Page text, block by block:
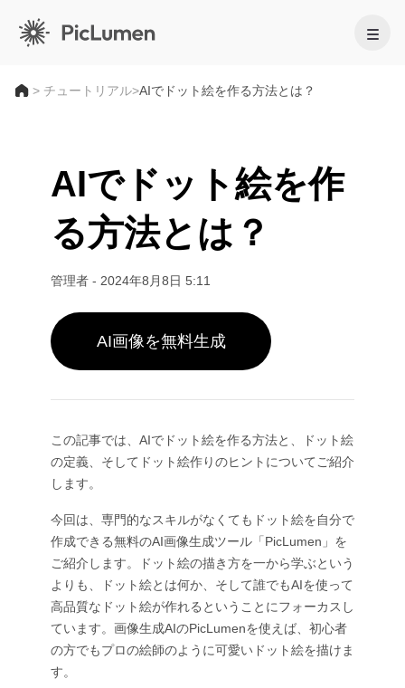
ホーム
AI動画ジェネレーター
テキストから動画へ
AI GIFジェネレーター
AI動画メーカー
トレンドのエフェクト
AIハグ動画
AIダンス動画
赤ちゃんダンス動画
動画編集
動画からオブジェクトを削除
動画からテキストを削除
動画ノイズ除去
スローモーションメーカー
動画をアニメに変換
AI画像
画像から画像生成
AI画像ジェネレーター
AIアートジェネレーター
AI画像ジェネレーター
AIガールジェネレーター
AIヒューマンジェネレーター
AIキャラクター生成ツール
AI赤ちゃんジェネレーター
スタイル別
リアル
アニメキャラクター
Funko Pop
ピクセルアート
AIモデル
Nano Banana Pro
Midjourney
Seedream 5.0 Pro
ビデオモデル
Kling 3.0 モーションコントロール
Sora AI
Seedance 2.0
Veo 3.1
Grok Imagine
すべてのモデル
編集と強化
画像アップスケーラー
AI 置き換え（インペイント）
AI画像合成ツール
画像拡張ツール
レタッチ＆リスタイル
AI服装チェンジャー
ヘアスタイルチェンジャー
パスポート写真メーカー
オブジェクト削除
写真をアートに
ぬりえページ
法人向け
商品写真
AI背景ジェネレーター
プロダクトステージング
AIファッションモデル
服装チェンジャー
マーケティング
AIプロダクト動画
AIロゴジェネレーター
> チュートリアル>AIでドット絵を作る方法とは？
AIでドット絵を作
る方法とは？
管理者 - 2024年8月8日 5:11
AI画像を無料生成
この記事では、AIでドット絵を作る方法と、ドット絵
の定義、そしてドット絵作りのヒントについてご紹介
します。
今回は、専門的なスキルがなくてもドット絵を自分で
作成できる無料のAI画像生成ツール「PicLumen」を
ご紹介します。ドット絵の描き方を一から学ぶという
よりも、ドット絵とは何か、そして誰でもAIを使って
高品質なドット絵が作れるということにフォーカスし
ています。画像生成AIのPicLumenを使えば、初心者
の方でもプロの絵師のように可愛いドット絵を描けま
す。